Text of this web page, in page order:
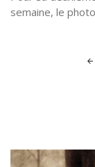
semaine, le